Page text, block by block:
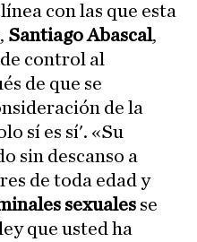
con las que esta
Santiago Abascal,
control al
de que se
de la
sí es sí'. «Su
sin descanso a
de toda edad y
sexuales se
que usted ha